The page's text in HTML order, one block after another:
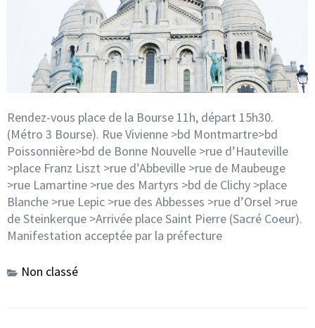
Rendez-vous place de la Bourse 11h, départ 15h30.
(Métro 3 Bourse). Rue Vivienne >bd Montmartre>bd
Poissonnière>bd de Bonne Nouvelle >rue d’Hauteville
>place Franz Liszt >rue d’Abbeville >rue de Maubeuge
>rue Lamartine >rue des Martyrs >bd de Clichy >place
Blanche >rue Lepic >rue des Abbesses >rue d’Orsel >rue
de Steinkerque >Arrivée place Saint Pierre (Sacré Coeur).
Manifestation acceptée par la préfecture
Non classé